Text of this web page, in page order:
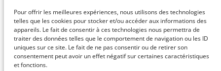
Pour offrir les meilleures expériences, nous utilisons des technologies
telles que les cookies pour stocker et/ou accéder aux informations des
appareils. Le fait de consentir à ces technologies nous permettra de
traiter des données telles que le comportement de navigation ou les ID
uniques sur ce site. Le fait de ne pas consentir ou de retirer son
consentement peut avoir un effet négatif sur certaines caractéristiques
et fonctions.
Mercredi de 10h à 12h.
facebook